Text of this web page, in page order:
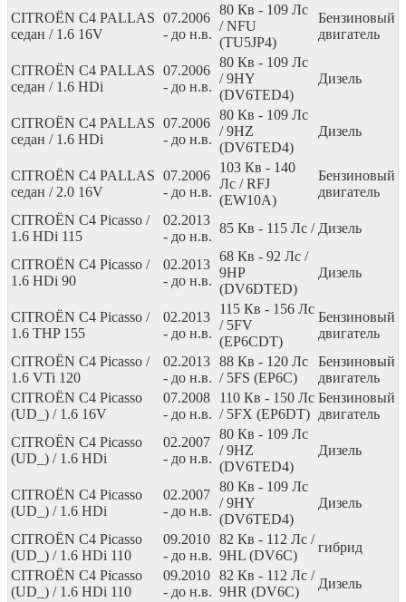
CITROËN C4 PALLAS
седан / 1.6 16V
07.2006
- до н.в.
80 Кв - 109 Лс
/ NFU
(TU5JP4)
Бензиновый
двигатель
CITROËN C4 PALLAS
седан / 1.6 HDi
07.2006
- до н.в.
80 Кв - 109 Лс
/ 9HY
(DV6TED4)
Дизель
CITROËN C4 PALLAS
седан / 1.6 HDi
07.2006
- до н.в.
80 Кв - 109 Лс
/ 9HZ
(DV6TED4)
Дизель
CITROËN C4 PALLAS
седан / 2.0 16V
07.2006
- до н.в.
103 Кв - 140
Лс / RFJ
(EW10A)
Бензиновый
двигатель
CITROËN C4 Picasso /
1.6 HDi 115
02.2013
- до н.в.
85 Кв - 115 Лс / Дизель
CITROËN C4 Picasso /
1.6 HDi 90
02.2013
- до н.в.
68 Кв - 92 Лс /
9HP
(DV6DTED)
Дизель
CITROËN C4 Picasso /
1.6 THP 155
02.2013
- до н.в.
115 Кв - 156 Лс
/ 5FV
(EP6CDT)
Бензиновый
двигатель
CITROËN C4 Picasso /
1.6 VTi 120
02.2013
- до н.в.
88 Кв - 120 Лс
/ 5FS (EP6C)
Бензиновый
двигатель
CITROËN C4 Picasso
(UD_) / 1.6 16V
07.2008
- до н.в.
110 Кв - 150 Лс
/ 5FX (EP6DT)
Бензиновый
двигатель
CITROËN C4 Picasso
(UD_) / 1.6 HDi
02.2007
- до н.в.
80 Кв - 109 Лс
/ 9HZ
(DV6TED4)
Дизель
CITROËN C4 Picasso
(UD_) / 1.6 HDi
02.2007
- до н.в.
80 Кв - 109 Лс
/ 9HY
(DV6TED4)
Дизель
CITROËN C4 Picasso
(UD_) / 1.6 HDi 110
09.2010
- до н.в.
82 Кв - 112 Лс /
9HL (DV6C)
гибрид
CITROËN C4 Picasso
(UD_) / 1.6 HDi 110
09.2010
- до н.в.
82 Кв - 112 Лс /
9HR (DV6C)
Дизель